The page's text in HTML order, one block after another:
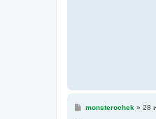
Сmonsterochek» 28